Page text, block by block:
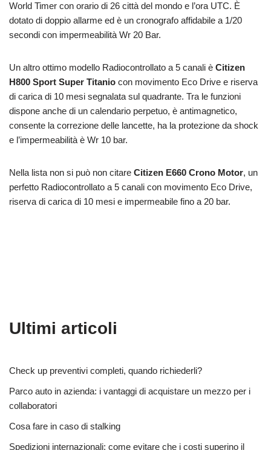
World Timer con orario di 26 città del mondo e l’ora UTC. È
dotato di doppio allarme ed è un cronografo affidabile a 1/20
secondi con impermeabilità Wr 20 Bar.
Un altro ottimo modello Radiocontrollato a 5 canali è Citizen
H800 Sport Super Titanio con movimento Eco Drive e riserva
di carica di 10 mesi segnalata sul quadrante. Tra le funzioni
dispone anche di un calendario perpetuo, è antimagnetico,
consente la correzione delle lancette, ha la protezione da shock
e l’impermeabilità è Wr 10 bar.
Nella lista non si può non citare Citizen E660 Crono Motor, un
perfetto Radiocontrollato a 5 canali con movimento Eco Drive,
riserva di carica di 10 mesi e impermeabile fino a 20 bar.
Ultimi articoli
Check up preventivi completi, quando richiederli?
Parco auto in azienda: i vantaggi di acquistare un mezzo per i
collaboratori
Cosa fare in caso di stalking
Spedizioni internazionali: come evitare che i costi superino il